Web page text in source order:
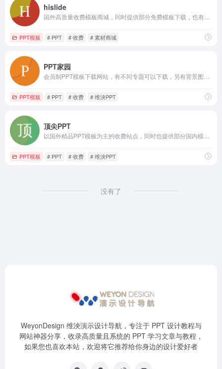
hislide
PPT模板 # PPT # 收费 # 素材商城
PPT家园
PPT模板 # PPT # 收费 # 维泱PPT
顶尖PPT
PPT模板 # PPT # 收费 # 维泱PPT
没有了
WeyonDesign 维泱演示设计导航，专注于 PPT 设计教程与
网站神器分享，收录高质量且系统的 PPT 学习文章与教程，
如果您也喜欢本站，欢迎将它推荐给你身边的设计爱好者